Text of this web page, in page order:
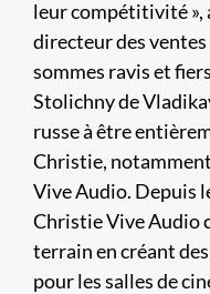
leur compétitivité »,
directeur des
sommes ravis et
Stolichny de
russe à être
Christie,
Vive Audio. Depuis
Christie Vive Audio
terrain en créant
pour les salles de